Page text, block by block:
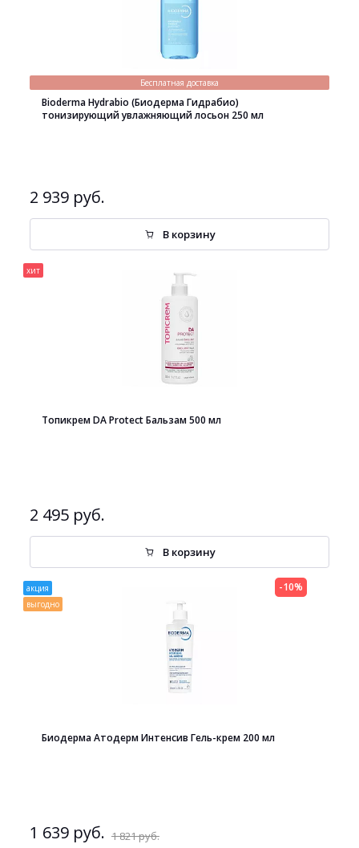
Бесплатная доставка
Bioderma Hydrabio (Биодерма Гидрабио)
тонизирующий увлажняющий лосьон 250 мл
2 939 руб.
В корзину
хит
Топикрем DA Protect Бальзам 500 мл
2 495 руб.
В корзину
акция
выгодно
Биодерма Атодерм Интенсив Гель-крем 200 мл
1 639 руб. 1 821 руб.
-10%